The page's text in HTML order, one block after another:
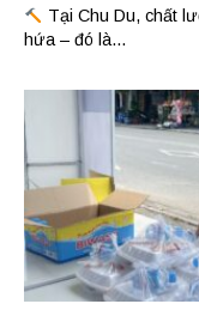
VỮNG
Tại Chu Du, chất
hứa – đó là...